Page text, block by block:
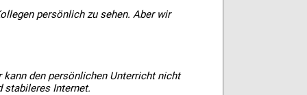
persönlich zu sehen. Aber wir
den persönlichen Unterricht nicht
stabileres Internet.